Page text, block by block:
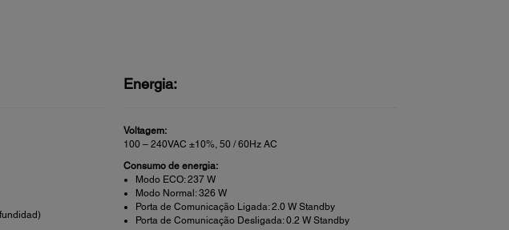
Energia:
Voltagem:
100 – 240VAC ±10%, 50 / 60Hz AC
Consumo de energia:
Modo ECO: 237 W
Modo Normal: 326 W
Porta de Comunicação Ligada: 2.0 W Standby
Porta de Comunicação Desligada: 0.2 W Standby